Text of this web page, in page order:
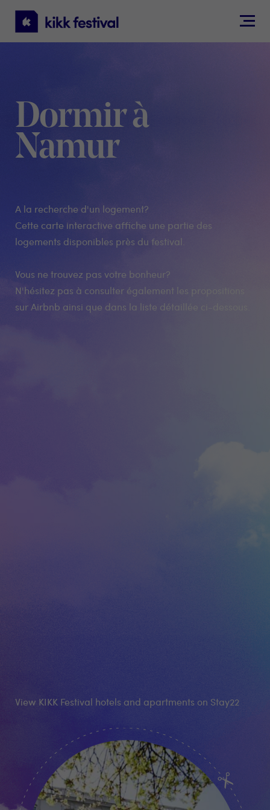
KIKK
Festival
Dormir à
Namur
A la recherche d'un logement?
Cette carte interactive affiche une partie des
logements disponibles près du festival.
Vous ne trouvez pas votre bonheur?
N'hésitez pas à consulter également les propositions
sur Airbnb ainsi que dans la liste détaillée ci-dessous.
View KIKK Festival hotels and apartments on Stay22